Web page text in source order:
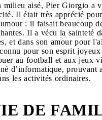
milieu aisé, Pier Giorgio a
Il était très apprécié
: il faisait beaucoup
Il a vécu la sainteté
et dans son amour pour
pour son esprit joyeux
au football et aux jeux
d’informatique, prouvant
les activités ordinaires.
DE